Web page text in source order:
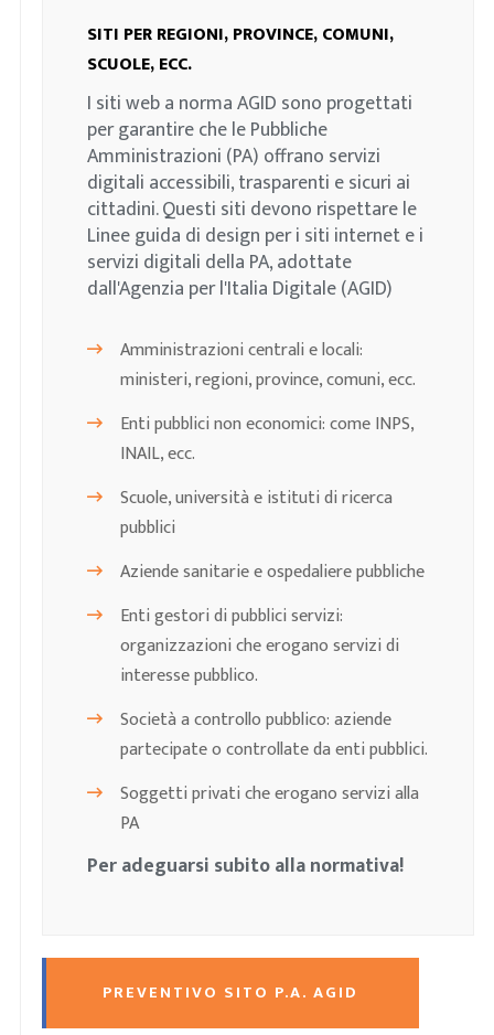
SITI PER REGIONI, PROVINCE, COMUNI,
SCUOLE, ECC.
I siti web a norma AGID sono progettati
per garantire che le Pubbliche
Amministrazioni (PA) offrano servizi
digitali accessibili, trasparenti e sicuri ai
cittadini. Questi siti devono rispettare le
Linee guida di design per i siti internet e i
servizi digitali della PA, adottate
dall'Agenzia per l'Italia Digitale (AGID)
Amministrazioni centrali e locali:
ministeri, regioni, province, comuni, ecc.
Enti pubblici non economici: come INPS,
INAIL, ecc.
Scuole, università e istituti di ricerca
pubblici
Aziende sanitarie e ospedaliere pubbliche
Enti gestori di pubblici servizi:
organizzazioni che erogano servizi di
interesse pubblico.
Società a controllo pubblico: aziende
partecipate o controllate da enti pubblici.
Soggetti privati che erogano servizi alla
PA
Per adeguarsi subito alla normativa!
PREVENTIVO SITO P.A. AGID